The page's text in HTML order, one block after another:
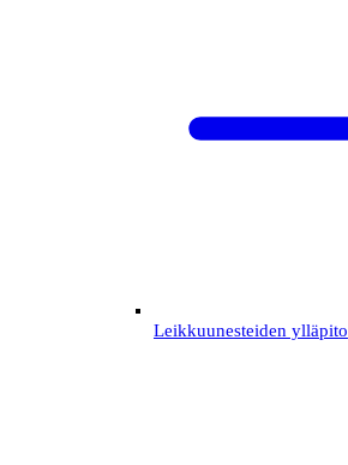
Leikkuunesteiden ylläpito